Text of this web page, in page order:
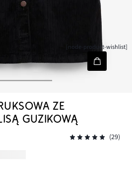
[node-product-wishlist]
ZE
GUZIKOWĄ
(29)